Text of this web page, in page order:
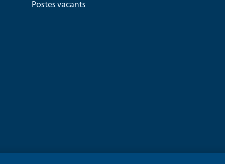
Postes vacants